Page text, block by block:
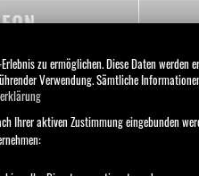
DW 210
KTM-
zu ermöglichen. Diese Daten werden
Verwendung. Sämtliche
Ihrer aktiven Zustimmung eingebunden